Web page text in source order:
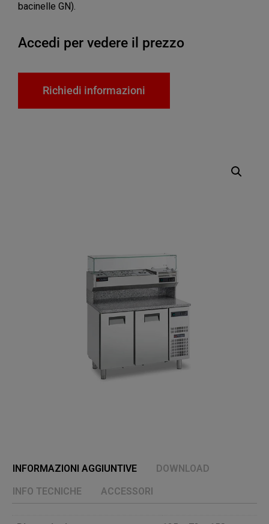
bacinelle GN).
Accedi per vedere il prezzo
Richiedi informazioni
INFORMAZIONI AGGIUNTIVE
DOWNLOAD
INFO TECNICHE
ACCESSORI